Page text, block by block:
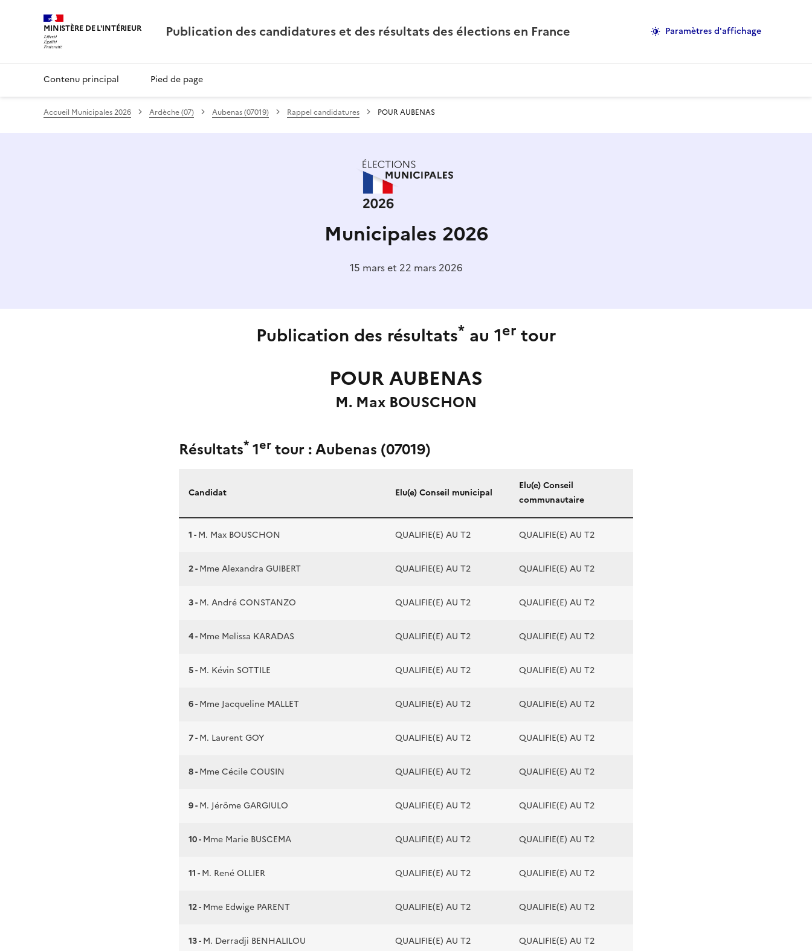
MINISTÈRE DE L'INTÉRIEUR Publication des candidatures et des résultats des élections en France Paramètres d'affichage
Contenu principal Pied de page
Accueil Municipales 2026 Ardèche (07) Aubenas (07019) Rappel candidatures POUR AUBENAS
Municipales 2026
15 mars et 22 mars 2026
Publication des résultats* au 1er tour
POUR AUBENAS
M. Max BOUSCHON
Résultats* 1er tour : Aubenas (07019)
Candidat Elu(e) Conseil municipal
Elu(e) Conseil
communautaire
1 -M. Max BOUSCHON QUALIFIE(E) AU T2 QUALIFIE(E) AU T2
2 -Mme Alexandra GUIBERT QUALIFIE(E) AU T2 QUALIFIE(E) AU T2
3 -M. André CONSTANZO QUALIFIE(E) AU T2 QUALIFIE(E) AU T2
4 -Mme Melissa KARADAS QUALIFIE(E) AU T2 QUALIFIE(E) AU T2
5 -M. Kévin SOTTILE QUALIFIE(E) AU T2 QUALIFIE(E) AU T2
6 -Mme Jacqueline MALLET QUALIFIE(E) AU T2 QUALIFIE(E) AU T2
7 -M. Laurent GOY QUALIFIE(E) AU T2 QUALIFIE(E) AU T2
8 -Mme Cécile COUSIN QUALIFIE(E) AU T2 QUALIFIE(E) AU T2
9 -M. Jérôme GARGIULO QUALIFIE(E) AU T2 QUALIFIE(E) AU T2
10 -Mme Marie BUSCEMA QUALIFIE(E) AU T2 QUALIFIE(E) AU T2
11 -M. René OLLIER QUALIFIE(E) AU T2 QUALIFIE(E) AU T2
12 -Mme Edwige PARENT QUALIFIE(E) AU T2 QUALIFIE(E) AU T2
13 -M. Derradji BENHALILOU QUALIFIE(E) AU T2 QUALIFIE(E) AU T2